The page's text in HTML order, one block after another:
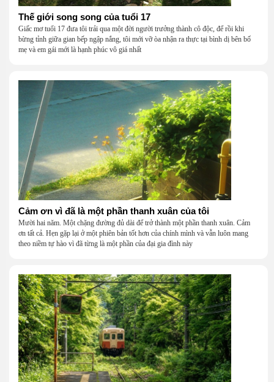
Thế giới song song của tuổi 17
Giấc mơ tuổi 17 đưa tôi trải qua một đời người trưởng thành cô độc, để rồi khi
bừng tỉnh giữa gian bếp ngập nắng, tôi mới vỡ òa nhận ra thực tại bình dị bên bố
mẹ và em gái mới là hạnh phúc vô giá nhất
Cảm ơn vì đã là một phần thanh xuân của tôi
Mười hai năm. Một chặng đường đủ dài để trở thành một phần thanh xuân. Cảm
ơn tất cả. Hẹn gặp lại ở một phiên bản tốt hơn của chính mình và vẫn luôn mang
theo niềm tự hào vì đã từng là một phần của đại gia đình này